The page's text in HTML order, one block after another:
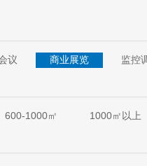
议 商业展览 监控
600-1000㎡ 1000㎡以上